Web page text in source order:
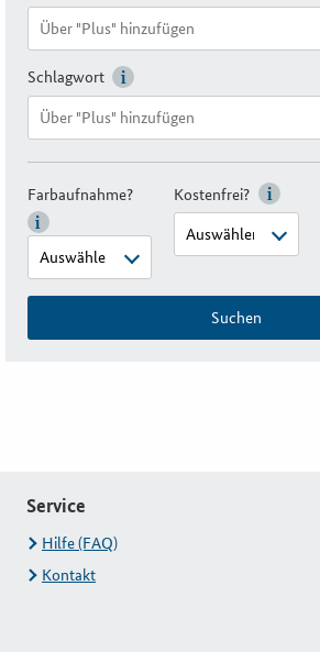
Schlagwort
Farbaufnahme? Kostenfrei?
Suchen
Service
Hilfe (FAQ)
Kontakt